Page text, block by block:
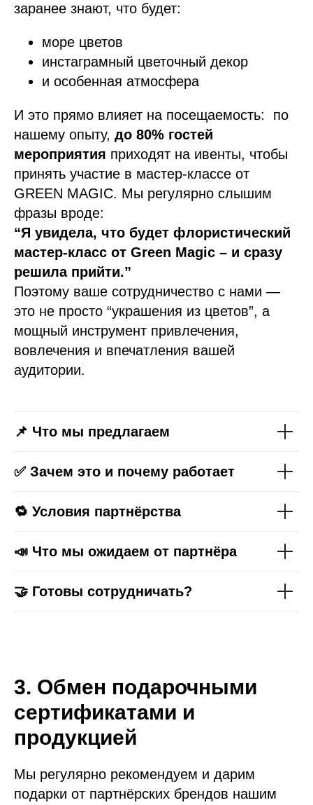
заранее знают, что будет:
море цветов
инстаграмный цветочный декор
и особенная атмосфера
И это прямо влияет на посещаемость: по
нашему опыту, до 80% гостей
мероприятия приходят на ивенты, чтобы
принять участие в мастер-классе от
GREEN MAGIC. Мы регулярно слышим
фразы вроде:
“Я увидела, что будет флористический
мастер-класс от Green Magic – и сразу
решила прийти.”
Поэтому ваше сотрудничество с нами —
это не просто “украшения из цветов”, а
мощный инструмент привлечения,
вовлечения и впечатления вашей
аудитории.
📌 Что мы предлагаем
✅ Зачем это и почему работает
🔁 Условия партнёрства
📣 Что мы ожидаем от партнёра
🤝 Готовы сотрудничать?
3. Обмен подарочными
сертификатами и
продукцией
Мы регулярно рекомендуем и дарим
подарки от партнёрских брендов нашим